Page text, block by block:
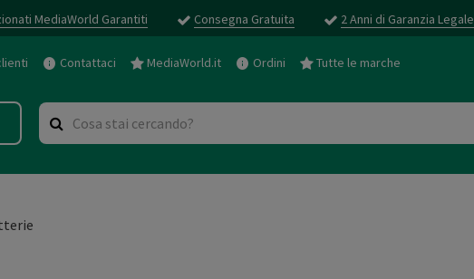
MediaWorld Garantiti Consegna Gratuita 2 Anni di Garanzia Legale
Contattaci MediaWorld.it Ordini Tutte le marche